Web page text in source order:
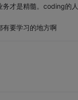
务才是精髓。coding的
有要学习的地方啊